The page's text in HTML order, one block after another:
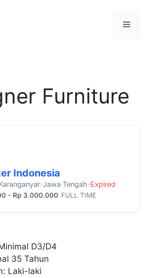
Menu
Furniture
Indonesia
•Jawa Tengah•Expired
- Rp 3.000.000 •FULL TIME
D3/D4
35 Tahun
Laki-laki